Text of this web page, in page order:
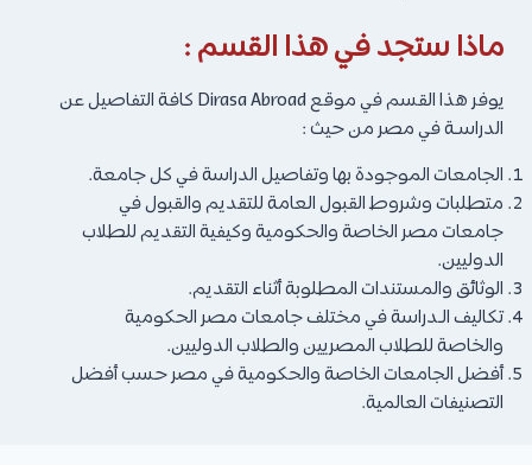
ماذا ستجد في هذا القسم :
يوفر هذا القسم في موقع Dirasa Abroad كافة التفاصيل عن
الدراسـة في مصر من حيث :
الجامعات الموجودة بها وتفاصيل الدراسة في كل جامعة.
متطلبات وشروط القبول العامة للتقديم والقبول في
جامعات مصر الخاصة والحكومية وكيفية التقديم للطلاب
الدوليين.
الوثائق والمستندات المطلوبة أثناء التقديم.
تكاليف الـدراسة في مختلف جامعات مصر الحكومية
والخاصة للطلاب المصريين والطلاب الدوليين.
أفضل الجامعات الخاصة والحكومية في مصر حسب أفضل
التصنيفات العالمية.